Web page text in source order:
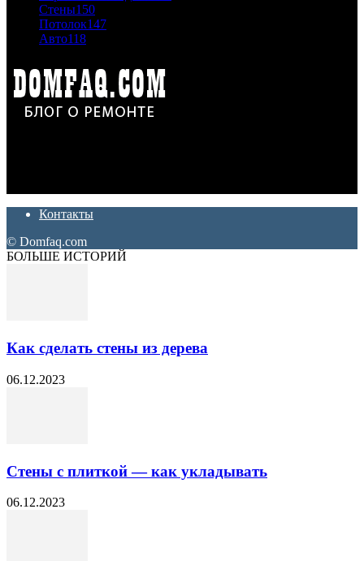
Стены150
Потолок147
Авто118
Контакты
© Domfaq.com
БОЛЬШЕ ИСТОРИЙ
Как сделать стены из дерева
06.12.2023
Стены с плиткой — как укладывать
06.12.2023